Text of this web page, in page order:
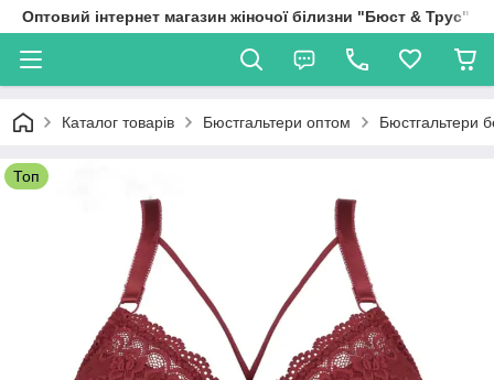
Оптовий інтернет магазин жіночої білизни "Бюст & Трус"
Каталог товарів Бюстгальтери оптом Бюстгальтери
Топ